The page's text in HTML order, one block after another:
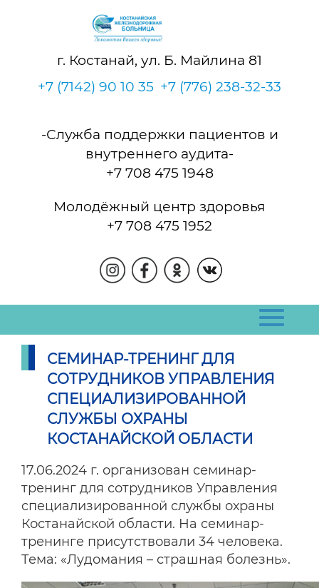
г. Костанай, ул. Б. Майлина 81
+7 (7142) 90 10 35 +7 (776) 238-32-33
-Служба поддержки пациентов и
внутреннего аудита-
+7 708 475 1948
Молодёжный центр здоровья
+7 708 475 1952
СЕМИНАР-ТРЕНИНГ ДЛЯ
СОТРУДНИКОВ УПРАВЛЕНИЯ
СПЕЦИАЛИЗИРОВАННОЙ
СЛУЖБЫ ОХРАНЫ
КОСТАНАЙСКОЙ ОБЛАСТИ
17.06.2024 г. организован семинар-
тренинг для сотрудников Управления
специализированной службы охраны
Костанайской области. На семинар-
тренинге присутствовали 34 человека.
Тема: «Лудомания – страшная болезнь».